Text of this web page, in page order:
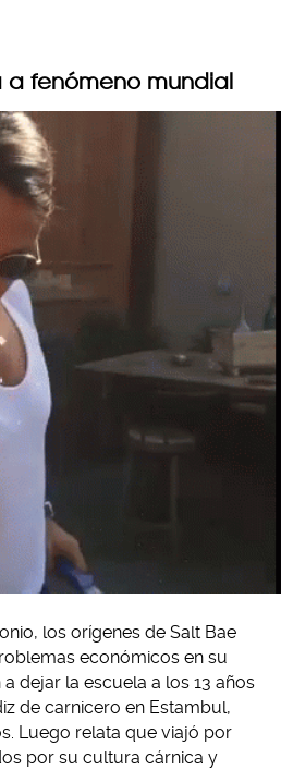
a fenómeno mundial
los orígenes de Salt Bae
económicos en su
dejar la escuela a los 13 años
de carnicero en Estambul,
Luego relata que viajó por
por su cultura cárnica y